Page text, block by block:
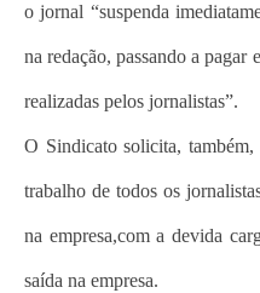
o jornal “suspenda
na redação, passando a pagar
realizadas pelos jornalistas”.
O Sindicato solicita,
trabalho de todos os
na empresa,com a devida
saída na empresa.